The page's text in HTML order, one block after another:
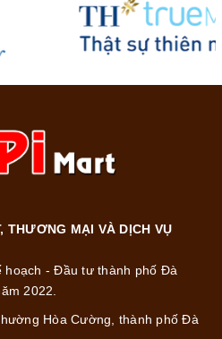
THƯƠNG MẠI VÀ DỊCH VỤ
hoạch - Đầu tư thành phố Đà
2022.
Hòa Cường, thành phố Đà